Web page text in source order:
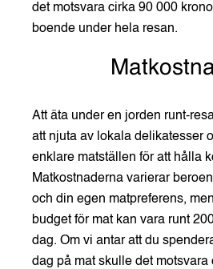
det motsvara cirka 90 000
boende under hela resan.
Att äta under en jorden runt-
att njuta av lokala delikatesser
enklare matställen för att hålla
Matkostnaderna varierar
och din egen matpreferens,
budget för mat kan vara runt
dag. Om vi antar att du
dag på mat skulle det motsvara